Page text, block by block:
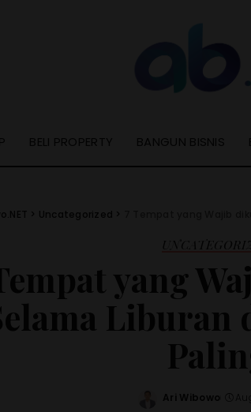
BELI PROPERTY BANGUN BISNIS
> Uncategorized >
yang
Liburan
Posted
Ari Wibowo